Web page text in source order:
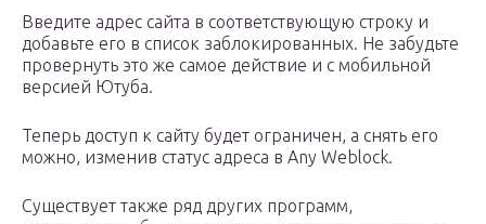
Введите адрес сайта в соответствующую строку и
добавьте его в список заблокированных. Не забудьте
провернуть это же самое действие и с мобильной
версией Ютуба.
Теперь доступ к сайту будет ограничен, а снять его
можно, изменив статус адреса в Any Weblock.
Существует также ряд других программ,